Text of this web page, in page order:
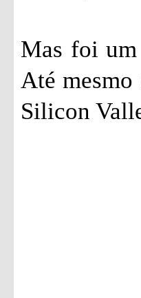
Mas foi
Até mesmo
Silicon